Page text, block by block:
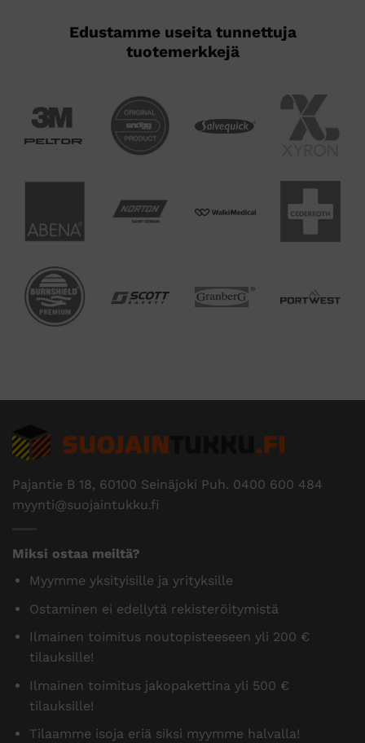
Edustamme useita tunnettuja
tuotemerkkejä
Pajantie B 18, 60100 Seinäjoki Puh. 0400 600 484
myynti@suojaintukku.fi
Miksi ostaa meiltä?
Myymme yksityisille ja yrityksille
Ostaminen ei edellytä rekisteröitymistä
Ilmainen toimitus noutopisteeseen yli 200 €
tilauksille!
Ilmainen toimitus jakopakettina yli 500 €
tilauksille!
Tilaamme isoja eriä siksi myymme halvalla!